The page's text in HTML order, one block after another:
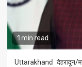
1 min read
Uttarakhand देहरादून/